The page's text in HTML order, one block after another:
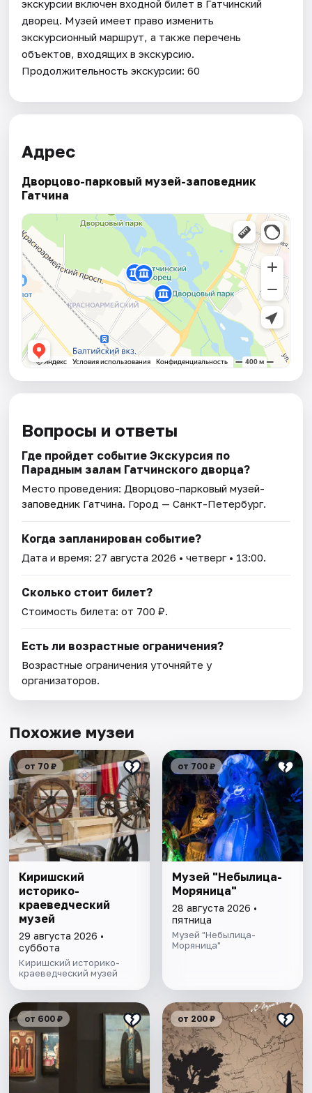
экскурсии включен входной билет в Гатчинский
дворец. Музей имеет право изменить
экскурсионный маршрут, а также перечень
объектов, входящих в экскурсию.
Продолжительность экскурсии: 60
Адрес
Дворцово-парковый музей-заповедник
Гатчина
Вопросы и ответы
Где пройдет событие Экскурсия по
Парадным залам Гатчинского дворца?
Место проведения: Дворцово-парковый музей-
заповедник Гатчина. Город — Санкт-Петербург.
Когда запланирован событие?
Дата и время:27 августа 2026 • четверг • 13:00.
Сколько стоит билет?
Стоимость билета: от 700 ₽.
Есть ли возрастные ограничения?
Возрастные ограничения уточняйте у
организаторов.
Похожие музеи
от 70 ₽
Киришский
историко-
краеведческий
музей
29 августа 2026 •
суббота
Киришский историко-
краеведческий музей
от 700 ₽
Музей "Небылица-
Моряница"
28 августа 2026 •
пятница
Музей "Небылица-
Моряница"
от 600 ₽ от 200 ₽